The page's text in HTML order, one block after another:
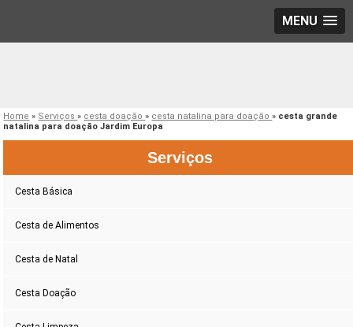
MENU
Home » Serviços» cesta doação» cesta natalina para doação» cesta grande
natalina para doação Jardim Europa
Serviços
Cesta Básica
Cesta de Alimentos
Cesta de Natal
Cesta Doação